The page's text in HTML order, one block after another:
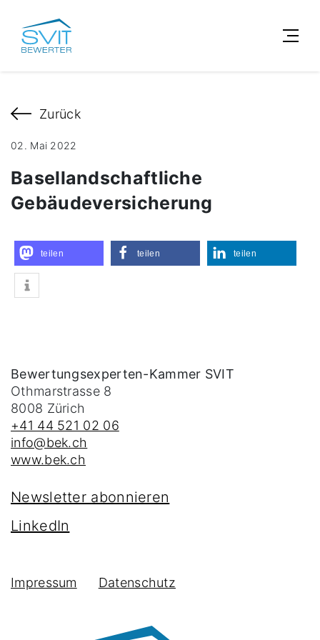
Zurück
02. Mai 2022
Basellandschaftliche
Gebäudeversicherung
teilen teilen teilen
Bewertungsexperten-Kammer SVIT
Othmarstrasse 8
8008 Zürich
+41 44 521 02 06
info@bek.ch
www.bek.ch
Newsletter abonnieren
LinkedIn
Impressum Datenschutz